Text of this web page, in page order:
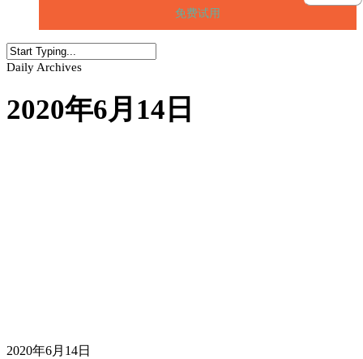
免费试用
Daily Archives
2020年6月14日
2020年6月14日